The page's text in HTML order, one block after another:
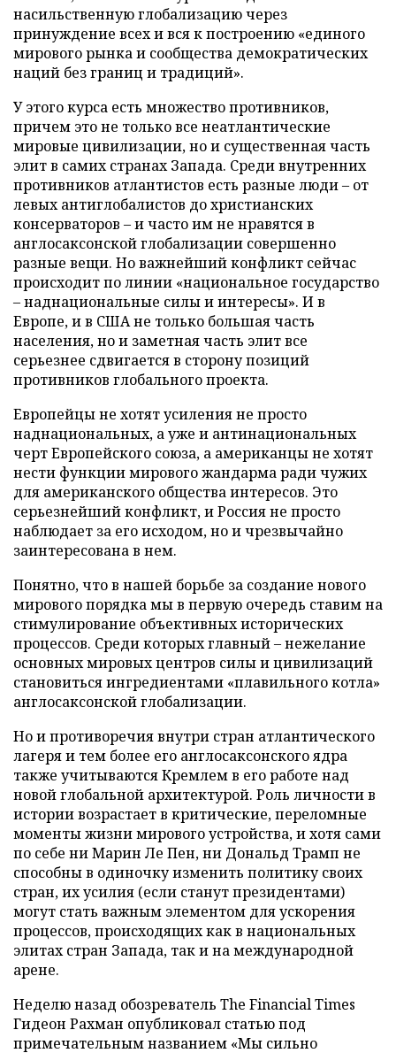
насильственную глобализацию через
принуждение всех и вся к построению «единого
мирового рынка и сообщества демократических
наций без границ и традиций».
У этого курса есть множество противников,
причем это не только все неатлантические
мировые цивилизации, но и существенная часть
элит в самих странах Запада. Среди внутренних
противников атлантистов есть разные люди – от
левых антиглобалистов до христианских
консерваторов – и часто им не нравятся в
англосаксонской глобализации совершенно
разные вещи. Но важнейший конфликт сейчас
происходит по линии «национальное государство
– наднациональные силы и интересы». И в
Европе, и в США не только большая часть
населения, но и заметная часть элит все
серьезнее сдвигается в сторону позиций
противников глобального проекта.
Европейцы не хотят усиления не просто
наднациональных, а уже и антинациональных
черт Европейского союза, а американцы не хотят
нести функции мирового жандарма ради чужих
для американского общества интересов. Это
серьезнейший конфликт, и Россия не просто
наблюдает за его исходом, но и чрезвычайно
заинтересована в нем.
Понятно, что в нашей борьбе за создание нового
мирового порядка мы в первую очередь ставим на
стимулирование объективных исторических
процессов. Среди которых главный – нежелание
основных мировых центров силы и цивилизаций
становиться ингредиентами «плавильного котла»
англосаксонской глобализации.
Но и противоречия внутри стран атлантического
лагеря и тем более его англосаксонского ядра
также учитываются Кремлем в его работе над
новой глобальной архитектурой. Роль личности в
истории возрастает в критические, переломные
моменты жизни мирового устройства, и хотя сами
по себе ни Марин Ле Пен, ни Дональд Трамп не
способны в одиночку изменить политику своих
стран, их усилия (если станут президентами)
могут стать важным элементом для ускорения
процессов, происходящих как в национальных
элитах стран Запада, так и на международной
арене.
Неделю назад обозреватель The Financial Times
Гидеон Рахман опубликовал статью под
примечательным названием «Мы сильно